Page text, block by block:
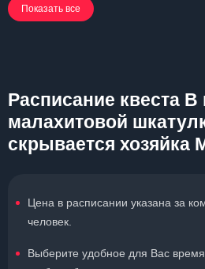
Показать все
Расписание квеста В
малахитовой
скрывается хозяйка
Цена в расписании указана за
человек.
Выберите удобное для Вас